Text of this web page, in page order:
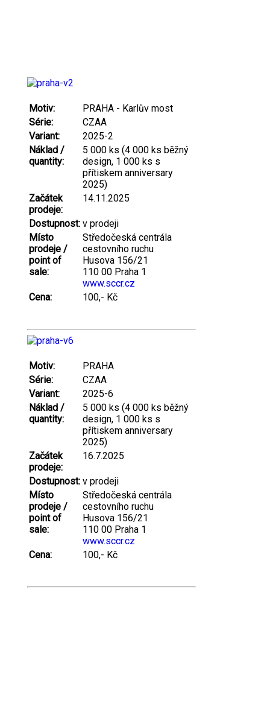
Motiv:
PRAHA - Karlův most
Série:
CZAA
Variant:
2025-2
Náklad /
quantity:
5 000 ks (4 000 ks běžný
design, 1 000 ks s
přítiskem anniversary
2025)
Začátek
prodeje:
14.11.2025
Dostupnost: v prodeji
Místo
prodeje /
point of
sale:
Středočeská centrála
cestovního ruchu
Husova 156/21
110 00 Praha 1
www.sccr.cz
Cena:
100,- Kč
Motiv:
PRAHA
Série:
CZAA
Variant:
2025-6
Náklad /
quantity:
5 000 ks (4 000 ks běžný
design, 1 000 ks s
přítiskem anniversary
2025)
Začátek
prodeje:
16.7.2025
Dostupnost: v prodeji
Místo
prodeje /
point of
sale:
Středočeská centrála
cestovního ruchu
Husova 156/21
110 00 Praha 1
www.sccr.cz
Cena:
100,- Kč